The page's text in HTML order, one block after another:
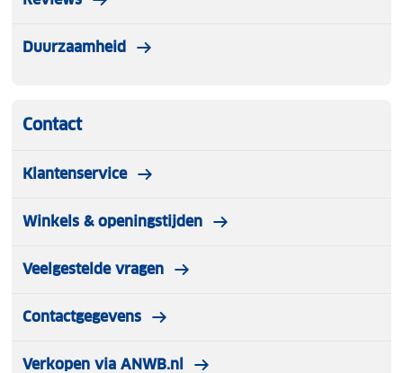
Duurzaamheid
Contact
Klantenservice
Winkels & openingstijden
Veelgestelde vragen
Contactgegevens
Verkopen via ANWB.nl